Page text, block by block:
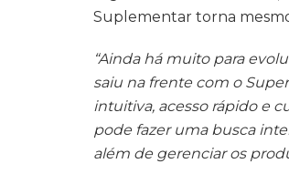
Suplementar torna
“Ainda há muito para
saiu na frente com o
intuitiva, acesso rápido e
pode fazer uma busca
além de gerenciar os